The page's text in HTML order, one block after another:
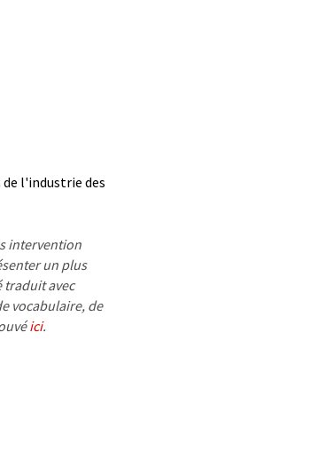
l'industrie des
intervention
un plus
traduit avec
vocabulaire, de
ici.